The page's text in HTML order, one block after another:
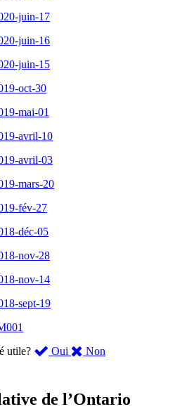
juin-17
juin-16
juin-15
oct-30
mai-01
avril-10
avril-03
mars-20
fév-27
déc-05
nov-28
nov-14
sept-19
utile?
Oui ,
été
Non
m’a
de l’Ontario